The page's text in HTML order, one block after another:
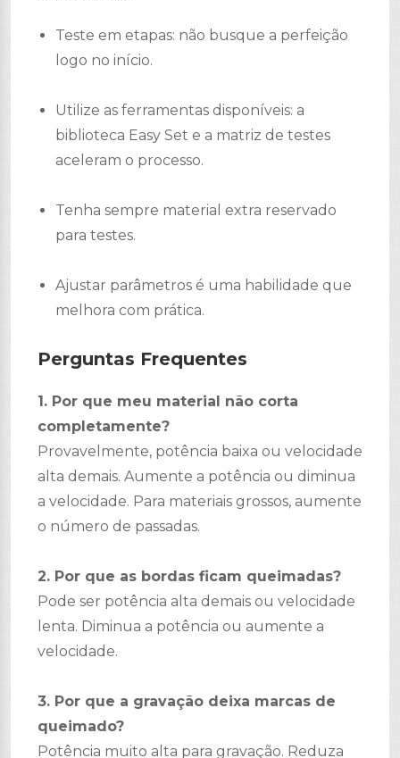
Teste em etapas: não busque a perfeição
logo no início.
Utilize as ferramentas disponíveis: a
biblioteca Easy Set e a matriz de testes
aceleram o processo.
Tenha sempre material extra reservado
para testes.
Ajustar parâmetros é uma habilidade que
melhora com prática.
Perguntas Frequentes
1. Por que meu material não corta
completamente?
Provavelmente, potência baixa ou velocidade
alta demais. Aumente a potência ou diminua
a velocidade. Para materiais grossos, aumente
o número de passadas.
2. Por que as bordas ficam queimadas?
Pode ser potência alta demais ou velocidade
lenta. Diminua a potência ou aumente a
velocidade.
3. Por que a gravação deixa marcas de
queimado?
Potência muito alta para gravação. Reduza